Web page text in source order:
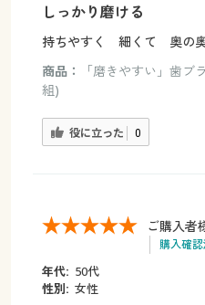
しっかり磨ける
持ちやすく 細くて 奥の
商品：
「磨きやすい」歯ブ
組)
役に立った 0
ご購入者
購入確
年代: 50代
性別: 女性